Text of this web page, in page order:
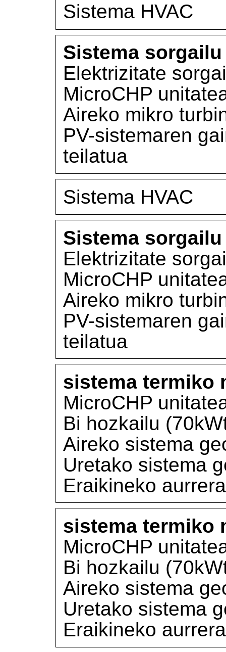
Sistema HVAC
Sistema
Elektrizitate
MicroCHP
Aireko mikro
PV-sistemaren
teilatua
Sistema HVAC
Sistema
Elektrizitate
MicroCHP
Aireko mikro
PV-sistemaren
teilatua
sistema termiko
MicroCHP
Bi hozkailu
Aireko sistema
Uretako sistema
Eraikineko
sistema termiko
MicroCHP
Bi hozkailu
Aireko sistema
Uretako sistema
Eraikineko